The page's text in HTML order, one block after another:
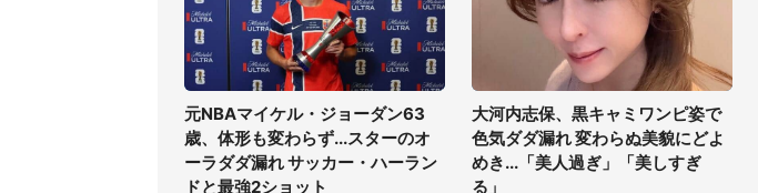
元NBAマイケル・ジョーダン63
歳、体形も変わらず...スターのオ
ーラダダ漏れ サッカー・ハーラン
ドと最強2ショット
大河内志保、黒キャミワンピ姿で
色気ダダ漏れ 変わらぬ美貌にどよ
めき...「美人過ぎ」「美しすぎ
る」